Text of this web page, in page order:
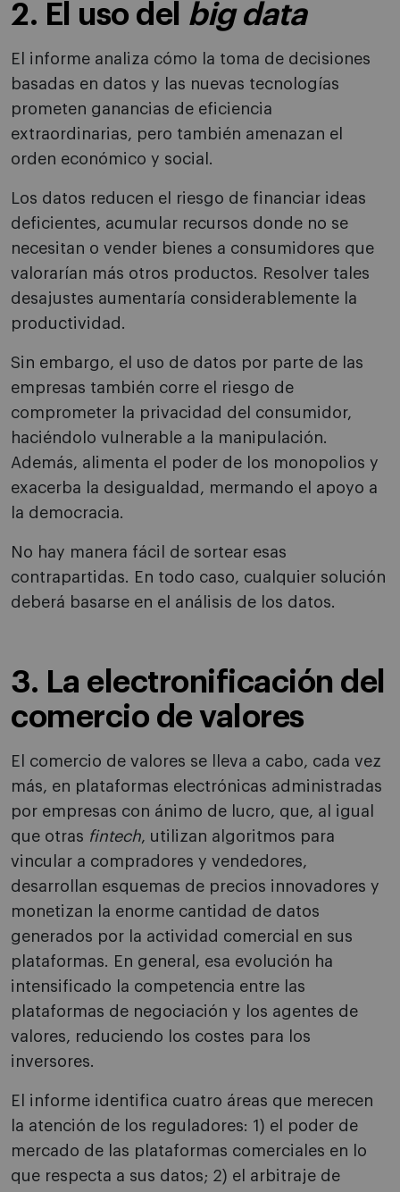
2. El uso del big data
El informe analiza cómo la toma de decisiones
basadas en datos y las nuevas tecnologías
prometen ganancias de eficiencia
extraordinarias, pero también amenazan el
orden económico y social.
Los datos reducen el riesgo de financiar ideas
deficientes, acumular recursos donde no se
necesitan o vender bienes a consumidores que
valorarían más otros productos. Resolver tales
desajustes aumentaría considerablemente la
productividad.
Sin embargo, el uso de datos por parte de las
empresas también corre el riesgo de
comprometer la privacidad del consumidor,
haciéndolo vulnerable a la manipulación.
Además, alimenta el poder de los monopolios y
exacerba la desigualdad, mermando el apoyo a
la democracia.
No hay manera fácil de sortear esas
contrapartidas. En todo caso, cualquier solución
deberá basarse en el análisis de los datos.
3. La electronificación del
comercio de valores
El comercio de valores se lleva a cabo, cada vez
más, en plataformas electrónicas administradas
por empresas con ánimo de lucro, que, al igual
que otras fintech, utilizan algoritmos para
vincular a compradores y vendedores,
desarrollan esquemas de precios innovadores y
monetizan la enorme cantidad de datos
generados por la actividad comercial en sus
plataformas. En general, esa evolución ha
intensificado la competencia entre las
plataformas de negociación y los agentes de
valores, reduciendo los costes para los
inversores.
El informe identifica cuatro áreas que merecen
la atención de los reguladores: 1) el poder de
mercado de las plataformas comerciales en lo
que respecta a sus datos; 2) el arbitraje de